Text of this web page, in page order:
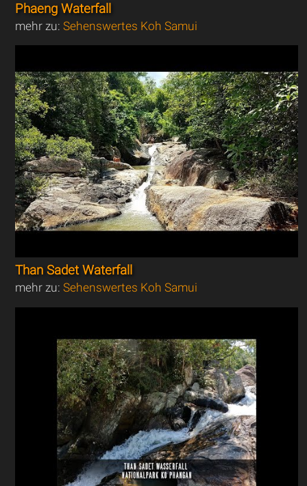
Phaeng Waterfall
mehr zu:Sehenswertes Koh Samui
Than Sadet Waterfall
mehr zu:Sehenswertes Koh Samui